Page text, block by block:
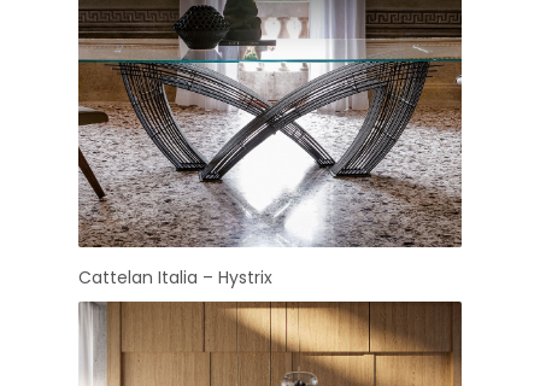
Cattelan Italia – Hystrix